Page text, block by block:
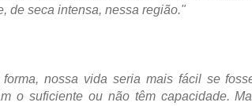
de seca intensa, nessa região."
nossa vida seria mais fácil se
o suficiente ou não têm capacidade.